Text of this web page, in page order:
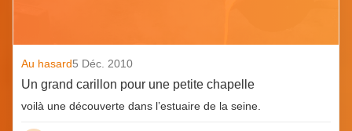
Au hasard5 Déc. 2010
Un grand carillon pour une petite chapelle
voilà une découverte dans l’estuaire de la seine.